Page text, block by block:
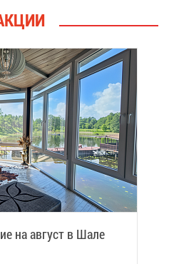
на ав­густ в Ша­ле